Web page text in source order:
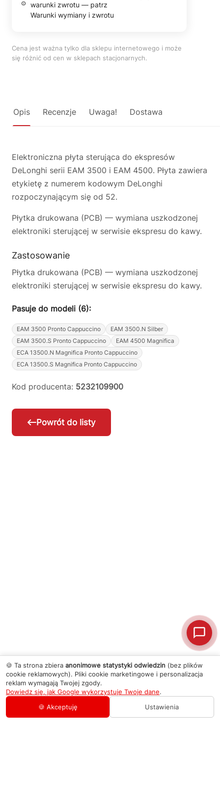
warunki zwrotu — patrz
Warunki wymiany i zwrotu
Cena jest ważna tylko dla sklepu internetowego i może
się różnić od cen w sklepach stacjonarnych.
Opis Recenzje Uwaga! Dostawa
Elektroniczna płyta sterująca do ekspresów
DeLonghi serii EAM 3500 i EAM 4500. Płyta zawiera
etykietę z numerem kodowym DeLonghi
rozpoczynającym się od 52.
Płytka drukowana (PCB) — wymiana uszkodzonej
elektroniki sterującej w serwisie ekspresu do kawy.
Zastosowanie
Płytka drukowana (PCB) — wymiana uszkodzonej
elektroniki sterującej w serwisie ekspresu do kawy.
Pasuje do modeli (6):
EAM 3500 Pronto Cappuccino
EAM 3500.N Silber
EAM 3500.S Pronto Cappuccino
EAM 4500 Magnifica
ECA 13500.N Magnifica Pronto Cappuccino
ECA 13500.S Magnifica Pronto Cappuccino
Kod producenta: 5232109900
Powrót do listy
🍪 Ta strona zbiera anonimowe statystyki odwiedzin (bez plików
cookie reklamowych). Pliki cookie marketingowe i personalizacja
reklam wymagają Twojej zgody.
Dowiedz się, jak Google wykorzystuje Twoje dane.
🍪 Akceptuję
Ustawienia